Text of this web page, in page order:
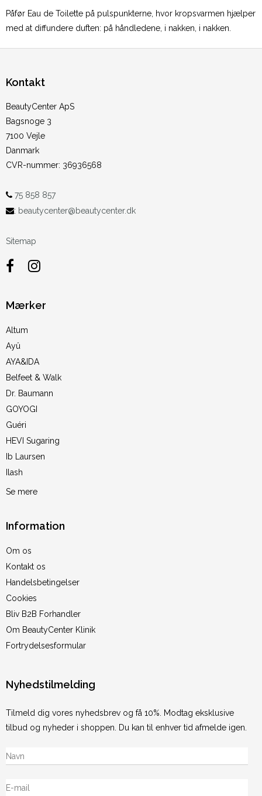
Påfør Eau de Toilette på pulspunkterne, hvor kropsvarmen hjælper
med at diffundere duften: på håndledene, i nakken, i nakken.
Kontakt
BeautyCenter ApS
Bagsnoge 3
7100 Vejle
Danmark
CVR-nummer: 36936568
75 858 857
: beautycenter@beautycenter.dk
Sitemap
Mærker
Altum
Ayû
AYA&IDA
Belfeet & Walk
Dr. Baumann
GOYOGI
Guéri
HEVI Sugaring
Ib Laursen
Ilash
Se mere
Information
Om os
Kontakt os
Handelsbetingelser
Cookies
Bliv B2B Forhandler
Om BeautyCenter Klinik
Fortrydelsesformular
Nyhedstilmelding
Tilmeld dig vores nyhedsbrev og få 10%. Modtag eksklusive
tilbud og nyheder i shoppen. Du kan til enhver tid afmelde igen.